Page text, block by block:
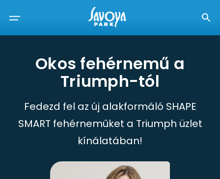
Okos fehérnemű a
Triumph-tól
Fedezd fel az új alakformáló SHAPE
SMART fehérneműket a Triumph üzlet
kínálatában!